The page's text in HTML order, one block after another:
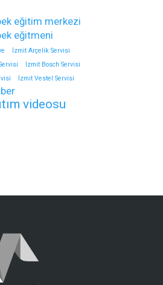
eğitim merkezi
eğitmeni
İzmit Arçelik Servisi
İzmit Bosch Servisi
İzmit Vestel Servisi
videosu